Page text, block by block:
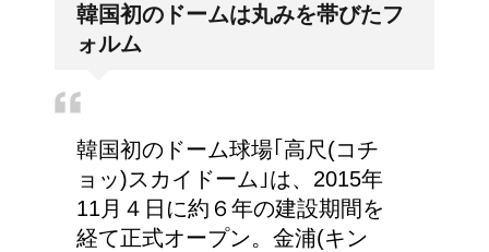
副交感神経が優位だと、
兄弟姉妹をうまく使い分
ける！意味と漢字の捉え
方まとめ
韓国初のドームは丸みを帯びたフ
ォルム
韓国初のドーム球場｢高尺(コチ
ョッ)スカイドーム｣は、2015年
11月４日に約６年の建設期間を
経て正式オープン。金浦(キン